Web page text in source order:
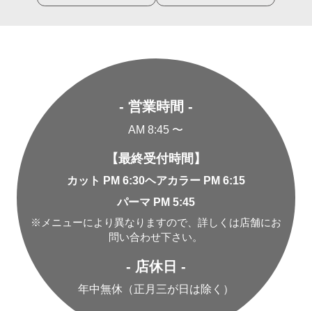
- 営業時間 -
AM 8:45 〜
【最終受付時間】
カット PM 6:30ヘアカラー PM 6:15
パーマ PM 5:45
※メニューにより異なりますので、詳しくは店舗にお
問い合わせ下さい。
- 店休日 -
年中無休（正月三が日は除く）